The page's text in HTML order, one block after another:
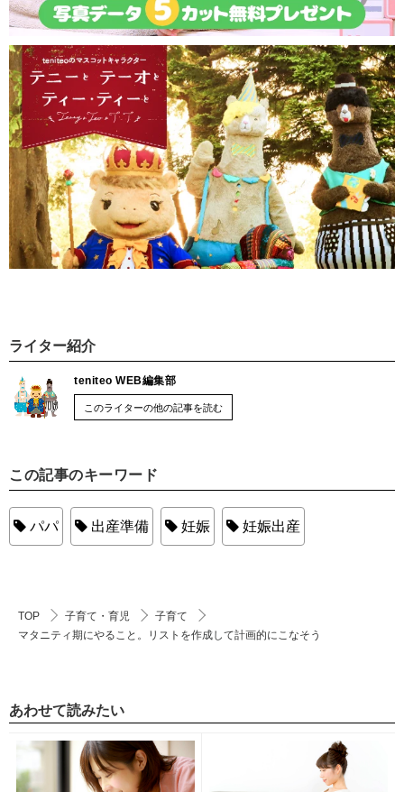
ライター紹介
teniteo WEB編集部
このライターの他の記事を読む
この記事のキーワード
パパ 出産準備 妊娠 妊娠出産
TOP 子育て・育児
子育て
マタニティ期にやること。リストを作成して計画的にこなそう
あわせて読みたい